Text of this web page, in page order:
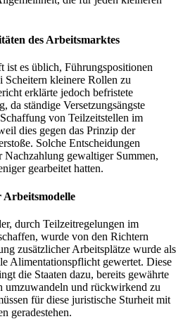
des Arbeitsmarktes
ist es üblich, Führungspositionen
Scheitern kleinere Rollen zu
erklärte jedoch befristete
da ständige Versetzungsängste
von Teilzeitstellen im
dies gegen das Prinzip der
Solche Entscheidungen
Nachzahlung gewaltiger Summen,
gearbeitet hatten.
durch Teilzeitregelungen im
wurde von den Richtern
zusätzlicher Arbeitsplätze wurde als
Alimentationspflicht gewertet. Diese
die Staaten dazu, bereits gewährte
umzuwandeln und rückwirkend zu
für diese juristische Sturheit mit
geradestehen.